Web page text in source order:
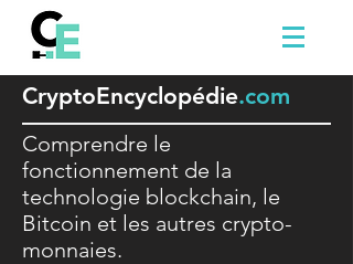
CryptoEncyclopédie.com
Comprendre le
fonctionnement de la
technologie blockchain, le
Bitcoin et les autres crypto-
monnaies.